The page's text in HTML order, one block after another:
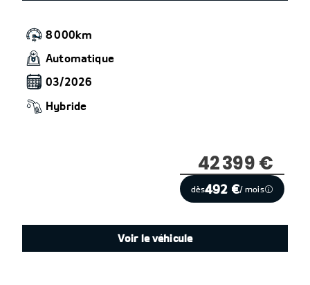
8 000km
Automatique
03/2026
Hybride
42 399 €
dès492 €/ mois
Voir le véhicule